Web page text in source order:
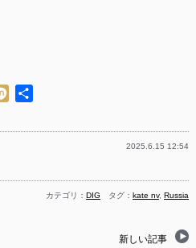
Mixi
2025.6.15 12:54
カテゴリ：DIG タグ：kate nv,Russia
新しい記事